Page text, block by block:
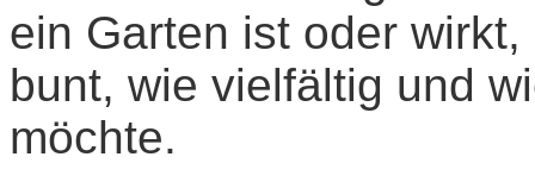
ein Garten ist oder
bunt, wie vielfältig und
möchte.